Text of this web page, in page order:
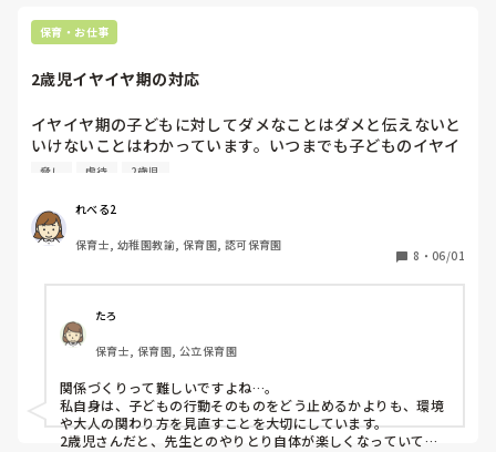
彼氏優先の母親でネグレクト気味な環境で育ち
不憫に思っているので、事業所全体で
彼女が求めている事は出来るだけ叶えてあげよう。としてい
ます。
「いちご狩り行ってみたいんだよね」と
母親がいちご狩りに行っていた事を知り
自分も行きたいという児にお利口にしていたらね！と
ね！と約束しましたが1日足りとも守ってもらえません。
内容はお友達や支援の先生をたたいたり、けったりしませ
ん。勝手に外へ飛び出しません。お友達の使っているものを
とりあげません。などです。
シールをはる、いい事をした、悪い事をしたを表に書き留め
ていく…絶対怒らずフィールドバックを繰り返しポジティブ
したが未だ有効な方法が見つかりません。
服薬もしています。
保育・お仕事
2歳児イヤイヤ期の対応
イヤイヤ期の子どもに対してダメなことはダメと伝えないと
いけないことはわかっています。いつまでも子どものイヤイ
ヤに付き合っていると「この先生はどこまでふざけたら許し
しまうのでできるだけ反応しない、これ以上はもうダメで
す。と区切りをつけたいのですがそれがなかなか難しいで
す。危ないことは危ないと伝えたいのですが言葉だけだと伝
わり切らない、伝わっていても面白いから危険なことを繰り
返してしまう状況です。
だんだん子どもたちに対する対応もキツくなってきて自分も
辛くなってきています。例えば、「もうおしまい！」とキツ
く言いながら少し離れた場所に数秒放置し、その子の気持ち
が落ち着いたら話すようにしています。気持ちが落ち着いた
ら話すのはいいとは思いますが、放置状態にするのはなんだ
か置き去りにしているようで、虐待や脅しになってしまって
いるかも、自分のやっていることは子どもを傷つけてしまっ
脅し 虐待 2歳児
れべる2
保育士, 幼稚園教諭, 保育園, 認可保育園
8 ・ 06/01
たろ
保育士, 保育園, 公立保育園
関係づくりって難しいですよね…。
私自身は、子どもの行動そのものをどう止めるかよりも、環境
や大人の関わり方を見直すことを大切にしています。
2歳児さんだと、先生とのやりとり自体が楽しくなっていて、